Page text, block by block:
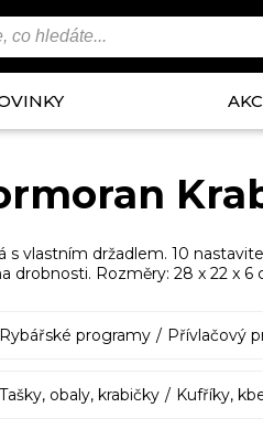
s vlastním držadlem. 10
drobnosti. Rozměry: 28 x 22 x 6
Rybářské programy Přívlačový
Tašky, obaly, krabičky Kufříky,